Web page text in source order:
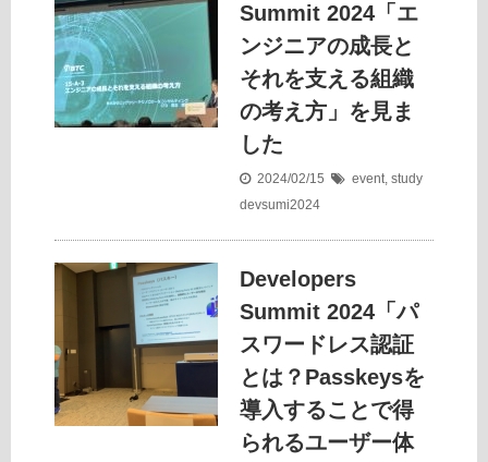
Summit 2024「エ
ンジニアの成長と
それを支える組織
の考え方」を見ま
した
2024/02/15 event, study
devsumi2024
Developers
Summit 2024「パ
スワードレス認証
とは？Passkeysを
導入することで得
られるユーザー体